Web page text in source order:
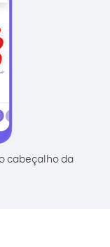
cabeçalho da